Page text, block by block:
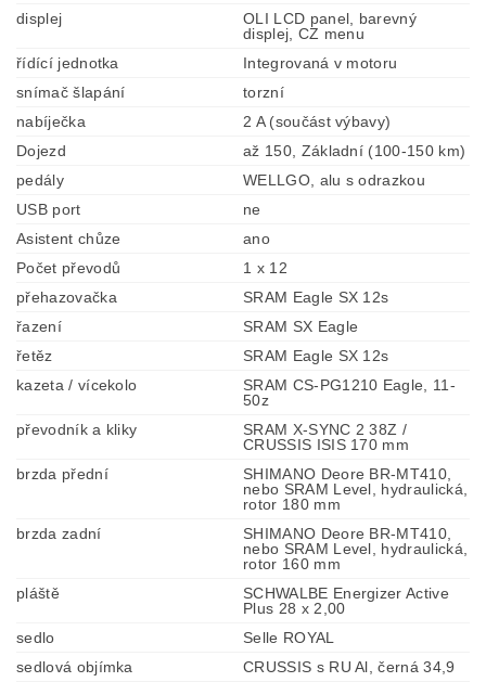
displej
OLI LCD panel, barevný
displej, CZ menu
řídící jednotka
Integrovaná v motoru
snímač šlapání
torzní
nabíječka
2 A (součást výbavy)
Dojezd
až 150, Základní (100-150 km)
pedály
WELLGO, alu s odrazkou
USB port
ne
Asistent chůze
ano
Počet převodů
1 x 12
přehazovačka
SRAM Eagle SX 12s
řazení
SRAM SX Eagle
řetěz
SRAM Eagle SX 12s
kazeta / vícekolo
SRAM CS-PG1210 Eagle, 11-
50z
převodník a kliky
SRAM X-SYNC 2 38Z /
CRUSSIS ISIS 170 mm
brzda přední
SHIMANO Deore BR-MT410,
nebo SRAM Level, hydraulická,
rotor 180 mm
brzda zadní
SHIMANO Deore BR-MT410,
nebo SRAM Level, hydraulická,
rotor 160 mm
pláště
SCHWALBE Energizer Active
Plus 28 x 2,00
sedlo
Selle ROYAL
sedlová objímka
CRUSSIS s RU Al, černá 34,9